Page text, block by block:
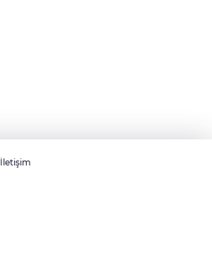
İletişim